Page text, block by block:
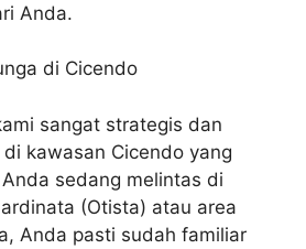
Anda.
sangat strategis dan
kawasan Cicendo yang
sedang melintas di
(Otista) atau area
Anda pasti sudah familiar